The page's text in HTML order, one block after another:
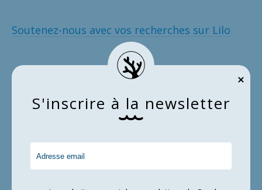
S'inscrire à la newsletter
Soutenez-nous avec vos recherches sur Lilo